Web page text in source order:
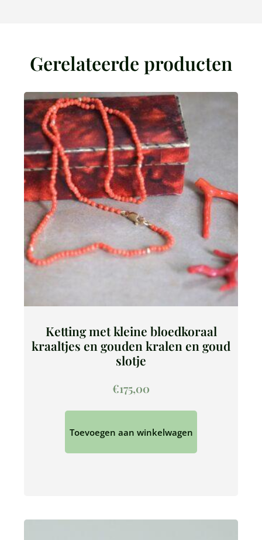
Gerelateerde producten
Ketting met kleine bloedkoraal
kraaltjes en gouden kralen en goud
slotje
€175,00
Toevoegen aan winkelwagen